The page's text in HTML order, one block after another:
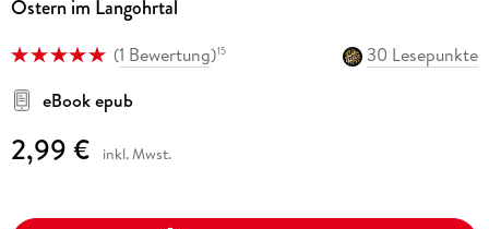
Ostern im Langohrtal
(1 Bewertung)15
30 Lesepunkte
eBook epub
2,99 € inkl. Mwst.